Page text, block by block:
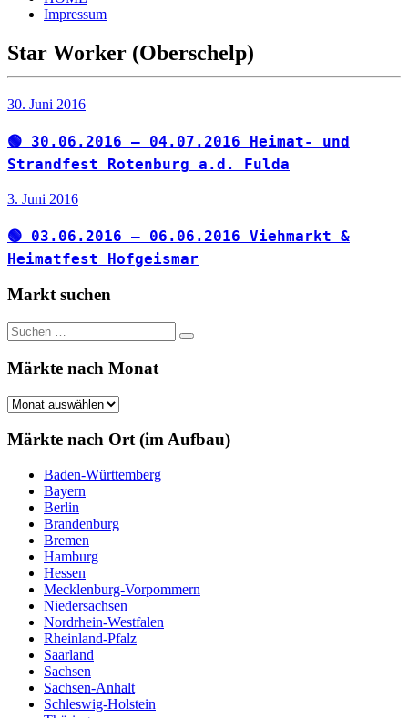
Index
der
letzten
Jahre
Impressum
Star Worker (Oberschelp)
30. Juni 2016
🟢 30.06.2016 – 04.07.2016 Heimat- und
Strandfest Rotenburg a.d. Fulda
3. Juni 2016
🟢 03.06.2016 – 06.06.2016 Viehmarkt &
Heimatfest Hofgeismar
Markt suchen
Suchen
nach:
Suchen
Märkte nach Monat
Märkte
Monat
Märkte nach Ort (im Aufbau)
Baden-Württemberg
Bayern
Berlin
Brandenburg
Bremen
Hamburg
Hessen
Mecklenburg-Vorpommern
Niedersachsen
Nordrhein-Westfalen
Rheinland-Pfalz
Saarland
Sachsen
Sachsen-Anhalt
Schleswig-Holstein